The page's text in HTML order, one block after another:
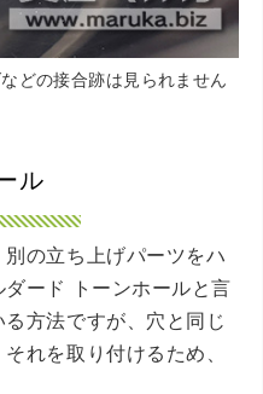
どの接合跡は見られません
ル
の立ち上げパーツをハ
ード トーンホールと言
方法ですが、穴と同じ
れを取り付けるため、